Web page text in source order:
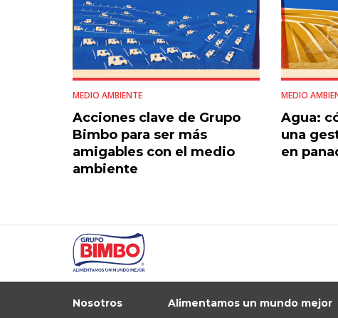
MEDIO AMBIENTE
Acciones clave de Grupo
Bimbo para ser más
amigables con el medio
ambiente
MEDIO
Agua:
una
en
Nosotros Alimentamos un mundo mejor